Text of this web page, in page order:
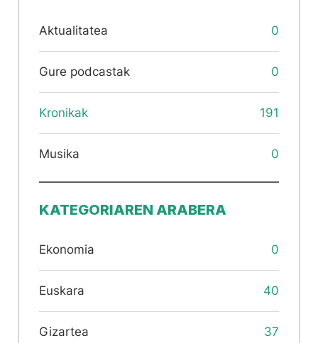
Aktualitatea 0
Gure podcastak 0
Kronikak 191
Musika 0
KATEGORIAREN ARABERA
Ekonomia 0
Euskara 40
Gizartea 37